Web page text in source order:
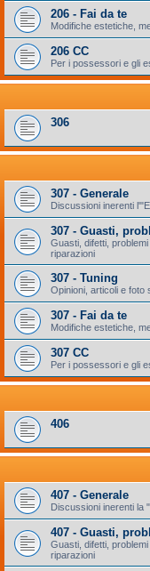
206 - Fai da te
Modifiche estetiche,
206 CC
Per i possessori e gli
306
307 - Generale
Discussioni inerenti
307 - Guasti,
Guasti, difetti,
riparazioni
307 - Tuning
Opinioni, articoli e foto
307 - Fai da te
Modifiche estetiche,
307 CC
Per i possessori e gli
406
407 - Generale
Discussioni inerenti la
407 - Guasti,
Guasti, difetti,
riparazioni